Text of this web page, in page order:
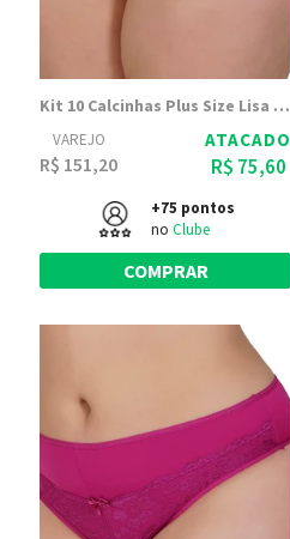
Kit 10 Calcinhas Plus Size Lisa - Dily Modas
VAREJO
R$ 151,20
ATACADO
R$ 75,60
+75 pontos
no Clube
COMPRAR